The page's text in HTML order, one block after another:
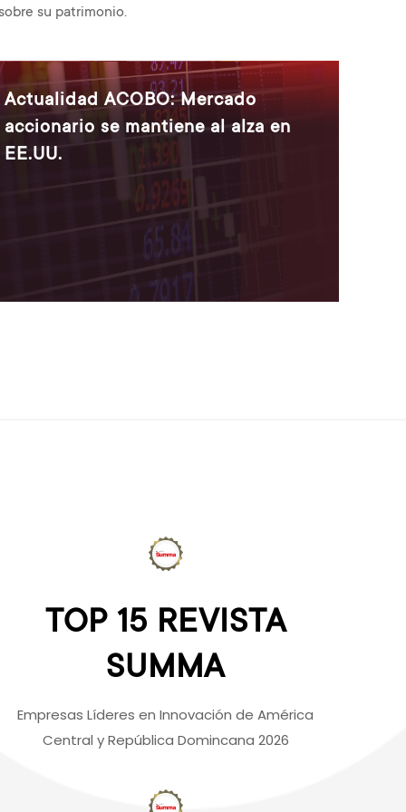
su patrimonio.
Actualidad ACOBO: Mercado
accionario se mantiene al alza en
EE.UU.
TOP 15 REVISTA
SUMMA
Empresas Líderes en Innovación de América
Central y República Domincana 2026